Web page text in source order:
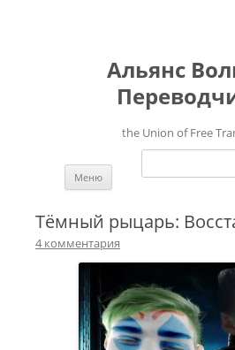
Альянс
the Union of Free
Найти:
Меню
Тёмный рыцарь:
4 комментария